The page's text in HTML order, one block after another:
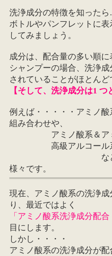
洗浄成分の特徴を知った
ボトルやパンフレットに
してみましょう。
成分は、配合量の多い順に
シャンプーの場合、洗浄
されていることがほとんど
【そして、洗浄成分は1 つ
例えば・・・・・アミノ
組み合わせや、
アミノ酸系＆アミ
高級アルコール系
などなど組
様々です。
現在、アミノ酸系の洗浄
り、最近ではよく
「アミノ酸系洗浄成分配合
目にします。
しかし・・・・
アミノ酸系の洗浄成分が